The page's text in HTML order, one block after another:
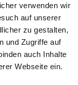
verwenden wir
auf unserer
zu gestalten,
und Zugriffe auf
auch Inhalte
Webseite ein.